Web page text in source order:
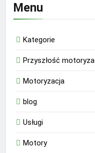
Menu
Kategorie
Przyszłość
Motoryzacja
blog
Usługi
Motory